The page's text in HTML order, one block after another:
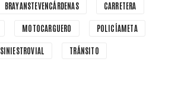
BRAYANSTEVENCÁRDENAS CARRETERA
MOTOCARGUERO POLICÍAMETA
SINIESTROVIAL TRÁNSITO